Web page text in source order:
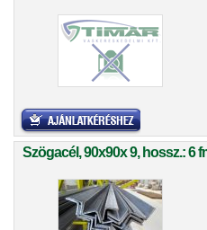
Szögacél, 90x90x 9, hossz.: 6